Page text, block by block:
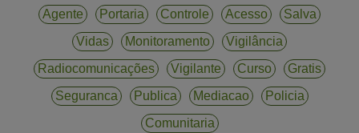
Agente
Portaria Controle Acesso
Salva
Vidas
Monitoramento
Vigilância
Radiocomunicações
Vigilante Curso
Gratis
Seguranca
Publica Mediacao
Policia
Comunitaria